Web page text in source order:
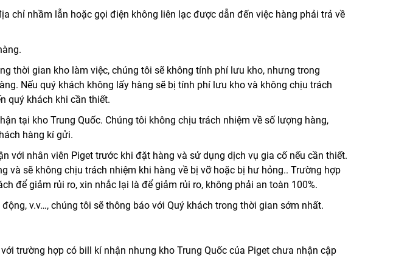
chỉ nhầm lẫn hoặc gọi điện không liên lạc được dẫn đến việc hàng phải trả về
thời gian kho làm việc, chúng tôi sẽ không tính phí lưu kho, nhưng trong
Nếu quý khách không lấy hàng sẽ bị tính phí lưu kho và không chịu trách
quý khách khi cần thiết.
tại kho Trung Quốc. Chúng tôi không chịu trách nhiệm về số lượng hàng,
hàng kí gửi.
với nhân viên Piget trước khi đặt hàng và sử dụng dịch vụ gia cố nếu cần thiết.
sẽ không chịu trách nhiệm khi hàng về bị vỡ hoặc bị hư hỏng.. Trường hợp
để giảm rủi ro, xin nhắc lại là để giảm rủi ro, không phải an toàn 100%.
v.v…, chúng tôi sẽ thông báo với Quý khách trong thời gian sớm nhất.
trường hợp có bill kí nhận nhưng kho Trung Quốc của Piget chưa nhận cập